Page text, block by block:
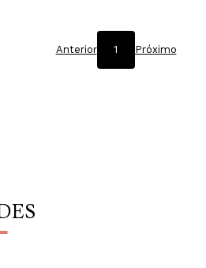
Anterior 1 Próximo